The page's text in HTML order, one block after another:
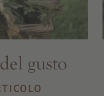
gusto